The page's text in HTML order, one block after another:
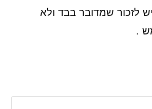
לזכור שמדובר בבד ולא
.